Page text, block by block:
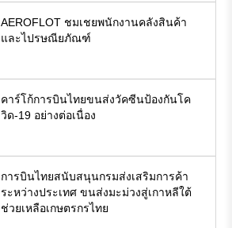
AEROFLOT ชมเชยพนักงานคลังสินค้า
และไปรษณียภัณฑ์
คาร์โก้การบินไทยขนส่งวัคซีนป้องกันโค
วิด-19 อย่างต่อเนื่อง
การบินไทยสนับสนุนกรมส่งเสริมการค้า
ระหว่างประเทศ ขนส่งมะม่วงสู่เกาหลีใต้
ช่วยเหลือเกษตรกรไทย